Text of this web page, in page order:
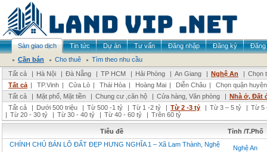
Sàn giao dịch Tin tức Dự án Tư vấn Đăng nhập Đăng ký
Đăng
Cần bán
Cho thuê
Tìm theo nhu cầu
Tất cả
| Hà Nội | Đà Nẵng | TP HCM | Hải Phòng | An Giang | Nghệ An | Chọn
Tất cả | TP.Vinh | Cửa Lò | Thái Hòa | Hoàng Mai | Diễn Châu |
Chọn quận
Tất cả
| Mặt phố, Mặt tiền | Chung cư ,căn hộ | Cửa hàng, Văn phòng | Nhà ở, Đất
Tất cả
| Dưới 500 triệu | Từ 500 -1 tỷ | Từ 1 -2 tỷ | Từ 2 -3 tỷ | Từ 3 – 5 tỷ | Từ 5
| Từ 20 - 30 tỷ | Từ 30 - 40 tỷ | Từ 40 - 60 tỷ | Trên 60 tỷ
Tiêu đề
Tỉnh /T.Phố
CHÍNH CHỦ BÁN LÔ ĐẤT ĐẸP HƯNG NGHĨA 1 – Xã Lam Thành, Nghệ
Nghệ An